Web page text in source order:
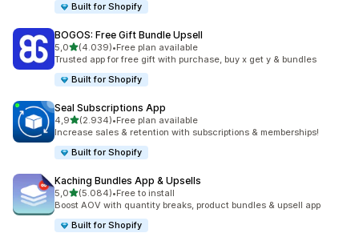
Built for Shopify
BOGOS: Free Gift Bundle Upsell
5,0de 5 estrelas
(4.039)
4039 total de avaliações
•Free plan available
Trusted app for free gift with purchase, buy x get y & bundles
Built for Shopify
Seal Subscriptions App
4,9de 5 estrelas
(2.934)
2934 total de avaliações
•Free plan available
Increase sales & retention with subscriptions & memberships!
Built for Shopify
Kaching Bundles App & Upsells
5,0de 5 estrelas
(5.084)
5084 total de avaliações
•Free to install
Boost AOV with quantity breaks, product bundles & upsell app
Built for Shopify